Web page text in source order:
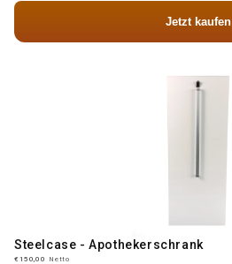
Jetzt kaufen
Steelcase - Apothekerschrank
€150,00 Netto